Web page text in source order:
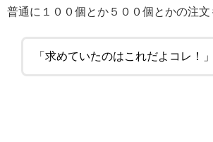
普通に１００個とか５００個とかの注文
「求めていたのはこれだよコレ！」